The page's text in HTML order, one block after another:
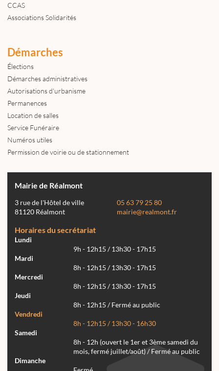
CCAS
Associations Solidarités
Démarches
Élections
Démarches administratives
Autorisations d'urbanisme
Permanences
Location de salles
Service Funéraire
Numéros utiles
Permission de voirie ou de stationnement
Mairie de Réalmont
3 rue de l'Hôtel de ville
81120 Réalmont
05 63 79 25 80
mairie@realmont.fr
Horaires du secrétariat
Lundi
9h - 12h15 / 13h30 - 17h15
Mardi
8h - 12h15 / 13h30 - 17h15
Mercredi
8h - 12h15 / 13h30 - 17h15
Jeudi
8h - 12h15 / Fermé au public
Vendredi
8h - 12h15 / 13h30 - 16h30
Samedi
8h - 12h (ouvert le 1er et 3ème samedi du
mois, fermé juillet/août) / Fermé au public
Dimanche